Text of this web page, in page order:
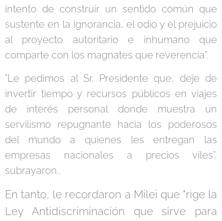
intento de construir un sentido común que
sustente en la ignorancia, el odio y el prejuicio
al proyecto autoritario e inhumano que
comparte con los magnates que reverencia".
"Le pedimos al Sr. Presidente que, deje de
invertir tiempo y recursos públicos en viajes
de interés personal donde muestra un
servilismo repugnante hacia los poderosos
del mundo a quienes les entregan las
empresas nacionales a precios viles",
subrayaron..
En tanto, le recordaron a Milei que "rige la
Ley Antidiscriminación que sirve para